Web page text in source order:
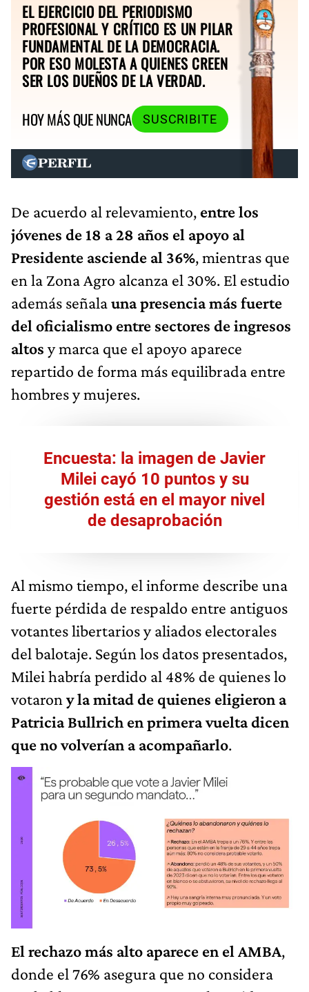
EL EJERCICIO DEL PERIODISMO
PROFESIONAL Y CRÍTICO ES UN PILAR
FUNDAMENTAL DE LA DEMOCRACIA.
POR ESO MOLESTA A QUIENES CREEN
SER LOS DUEÑOS DE LA VERDAD.
HOY MÁS QUE NUNCA
SUSCRIBITE
De acuerdo al relevamiento, entre los
jóvenes de 18 a 28 años el apoyo al
Presidente asciende al 36%, mientras que
en la Zona Agro alcanza el 30%. El estudio
además señalauna presencia más fuerte
del oficialismo entre sectores de ingresos
altos y marca que el apoyo aparece
repartido de forma más equilibrada entre
hombres y mujeres.
Encuesta: la imagen de Javier
Milei cayó 10 puntos y su
gestión está en el mayor nivel
de desaprobación
Al mismo tiempo, el informe describe una
fuerte pérdida de respaldo entre antiguos
votantes libertarios y aliados electorales
del balotaje. Según los datos presentados,
Milei habría perdido al 48% de quienes lo
votarony la mitad de quienes eligieron a
Patricia Bullrich en primera vuelta dicen
que no volverían a acompañarlo.
El rechazo más alto aparece en el AMBA,
donde el 76% asegura que no considera